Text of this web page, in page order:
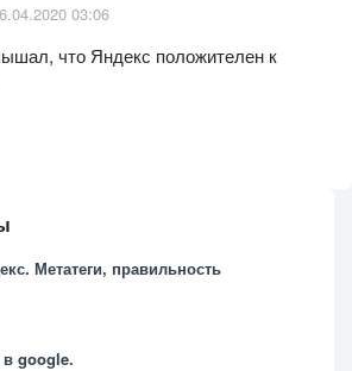
03:06
что Яндекс положителен к
Метатеги, правильность
в google.